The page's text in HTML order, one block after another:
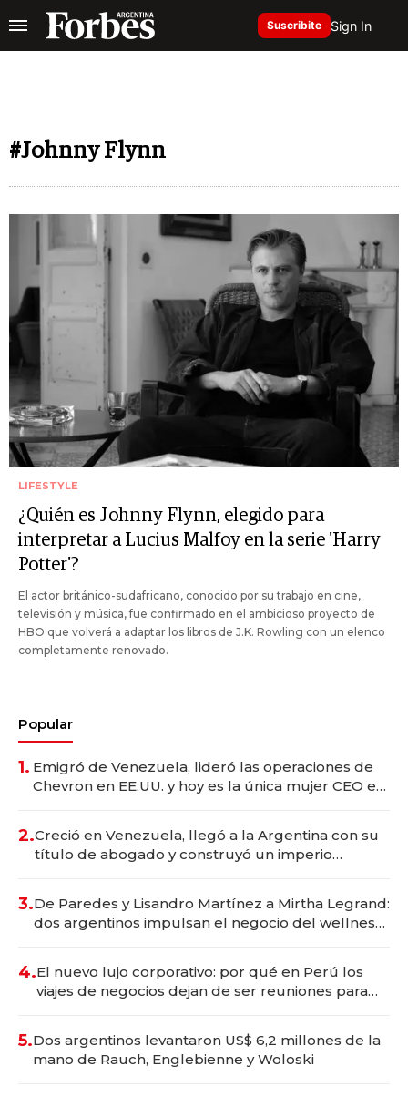
Suscribite Sign In
#Johnny Flynn
LIFESTYLE
¿Quién es Johnny Flynn, elegido para
interpretar a Lucius Malfoy en la serie 'Harry
Potter'?
El actor británico-sudafricano, conocido por su trabajo en cine,
televisión y música, fue confirmado en el ambicioso proyecto de
HBO que volverá a adaptar los libros de J.K. Rowling con un elenco
completamente renovado.
Popular
1. Emigró de Venezuela, lideró las operaciones de
Chevron en EE.UU. y hoy es la única mujer CEO en
2.Creció en Venezuela, llegó a la Argentina con su
título de abogado y construyó un imperio
3.De Paredes y Lisandro Martínez a Mirtha Legrand:
dos argentinos impulsan el negocio del wellness
4.El nuevo lujo corporativo: por qué en Perú los
viajes de negocios dejan de ser reuniones para
5.Dos argentinos levantaron US$ 6,2 millones de la
mano de Rauch, Englebienne y Woloski